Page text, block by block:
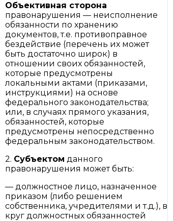
Объективная сторона
правонарушения — неисполнение
обязанности по хранению
документов, т.е. противоправное
бездействие (перечень их может
быть достаточно широк) в
отношении своих обязанностей,
которые предусмотрены
локальными актами (приказами,
инструкциями) на основе
федерального законодательства;
или, в случаях прямого указания,
обязанностей, которые
предусмотрены непосредственно
федеральным законодательством.
2. Субъектом данного
правонарушения может быть:
— должностное лицо, назначенное
приказом (либо решением
собственника, учредителями и т.д.), в
круг должностных обязанностей